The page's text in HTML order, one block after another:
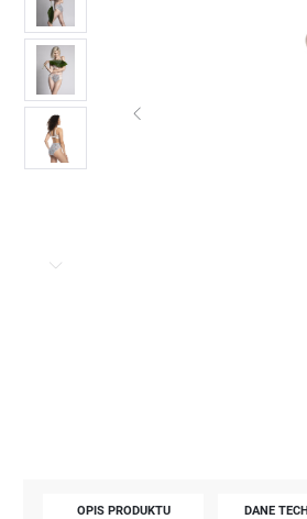
OPIS PRODUKTU DANE